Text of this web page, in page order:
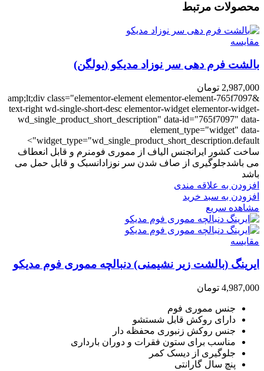
محصولات مرتبط
مقایسه
بالشت فرم دهی سر نوزاد مدیکو (یولگن)
2,987,000 تومان
&amp;lt;div class="elementor-element elementor-element-765f7097
text-right wd-single-short-desc elementor-widget elementor-widget-
wd_single_product_short_description" data-id="765f7097" data-
element_type="widget" data-
widget_type="wd_single_product_short_description.default">
ساخت کشور ایرانجنس الیاف از مموری فومنرم و قابل انعطاف
می باشدجلوگیری از صاف شدن سر نوزادانسبک و قابل حمل می
باشد
افزودن به علاقه مندی
افزودن به سبد خرید
مشاهده سریع
مقایسه
ایرینگ (بالشت زیر نشیمنی) دنبالچه مموری فوم مدیکو
4,987,000 تومان
جنس مموری فوم
دارای روکش قابل شستشو
جنس روکش زنبوری محفظه دار
مناسب برای ستون فقرات و دوران بارداری
جلوگیری از دیسک کمر
پنچ سال گارانتی